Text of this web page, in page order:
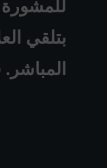
للمشورة
بتلقي